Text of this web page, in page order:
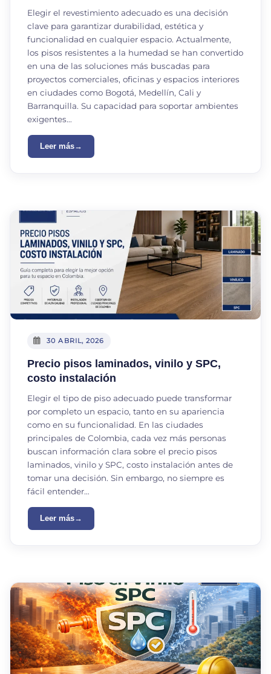
Elegir el revestimiento adecuado es una decisión
clave para garantizar durabilidad, estética y
funcionalidad en cualquier espacio. Actualmente,
los pisos resistentes a la humedad se han convertido
en una de las soluciones más buscadas para
proyectos comerciales, oficinas y espacios interiores
en ciudades como Bogotá, Medellín, Cali y
Barranquilla. Su capacidad para soportar ambientes
exigentes…
Leer más
30 ABRIL, 2026
Precio pisos laminados, vinilo y SPC,
costo instalación
Elegir el tipo de piso adecuado puede transformar
por completo un espacio, tanto en su apariencia
como en su funcionalidad. En las ciudades
principales de Colombia, cada vez más personas
buscan información clara sobre el precio pisos
laminados, vinilo y SPC, costo instalación antes de
tomar una decisión. Sin embargo, no siempre es
fácil entender…
Leer más